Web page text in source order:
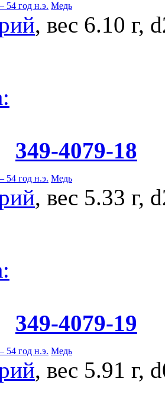
54 год н.э. Медь
, вес 6.10 г,
349-4079-18
54 год н.э. Медь
, вес 5.33 г,
349-4079-19
54 год н.э. Медь
, вес 5.91 г,